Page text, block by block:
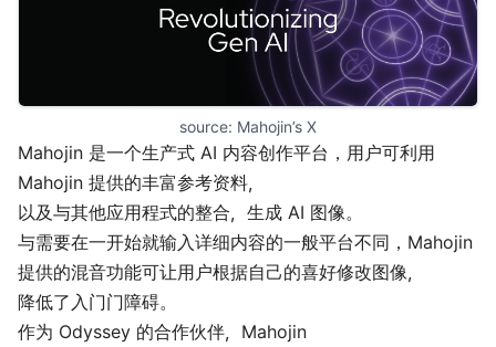
source: Mahojin’s X
Mahojin 是一个生产式 AI 内容创作平台，用户可利用
Mahojin 提供的丰富参考资料，
以及与其他应用程式的整合，生成 AI 图像。
与需要在一开始就输入详细内容的一般平台不同，Mahojin
提供的混音功能可让用户根据自己的喜好修改图像，
降低了入门门障碍。
作为 Odyssey 的合作伙伴，Mahojin